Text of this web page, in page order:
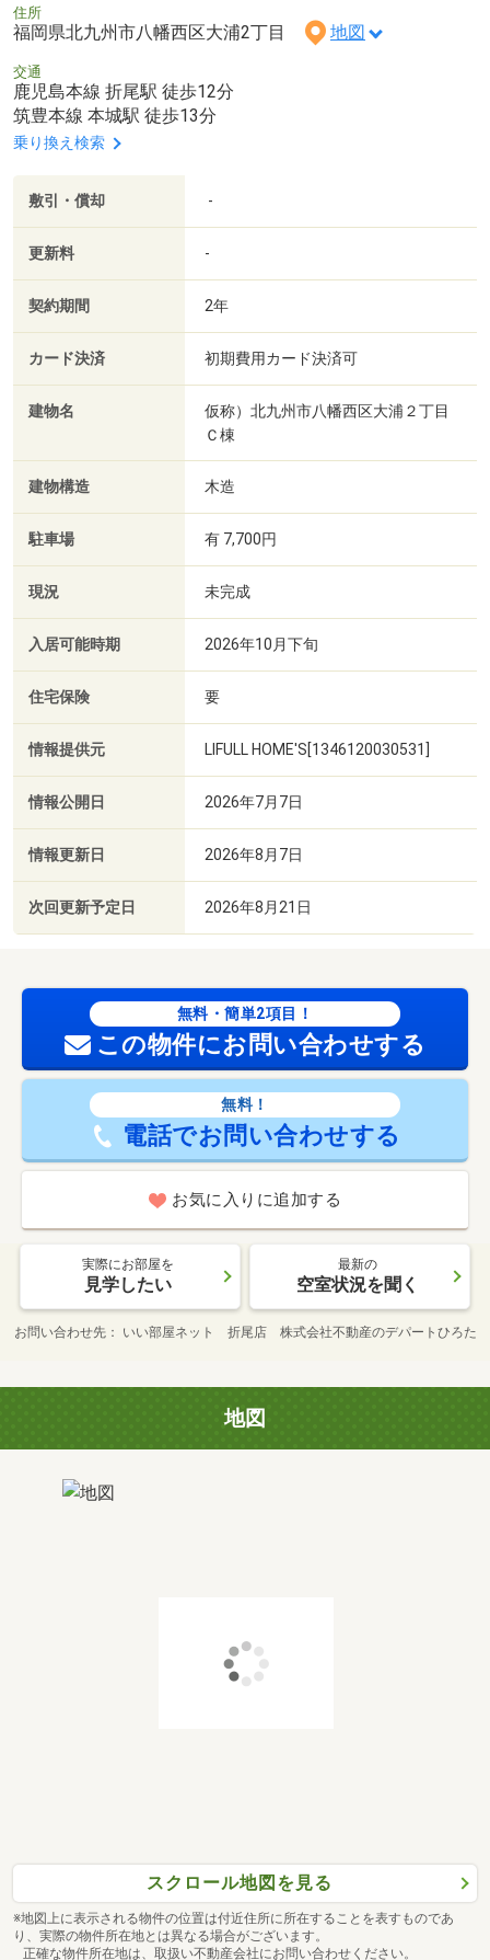
住所
福岡県北九州市八幡西区大浦2丁目 地図
交通
鹿児島本線 折尾駅 徒歩12分
筑豊本線 本城駅 徒歩13分
乗り換え検索
敷引・償却 -
更新料 -
契約期間 2年
カード決済 初期費用カード決済可
建物名
仮称）北九州市八幡西区大浦２丁目
Ｃ棟
建物構造 木造
駐車場 有 7,700円
現況 未完成
入居可能時期 2026年10月下旬
住宅保険 要
情報提供元 LIFULL HOME'S[1346120030531]
情報公開日 2026年7月7日
情報更新日 2026年8月7日
次回更新予定日 2026年8月21日
無料・簡単2項目！
この物件にお問い合わせする
無料！
電話でお問い合わせする
お気に入りに追加する
実際にお部屋を
見学したい
最新の
空室状況を聞く
お問い合わせ先 いい部屋ネット 折尾店 株式会社不動産のデパートひろた
地図
スクロール地図を見る
※地図上に表示される物件の位置は付近住所に所在することを表すものであ
り、実際の物件所在地とは異なる場合がございます。
正確な物件所在地は、取扱い不動産会社にお問い合わせください。